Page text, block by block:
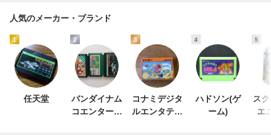
人気のメーカー・ブランド
1
任天堂
2
バンダイナム
コエンターテ
3
コナミデジタ
ルエンタテイ
4
ハドソン(ゲ
ーム)
5
ス
エ